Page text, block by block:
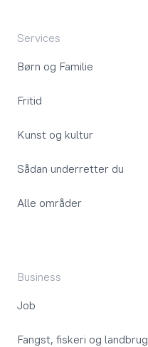
Services
Børn og Familie
Fritid
Kunst og kultur
Sådan underretter du
Alle områder
Business
Job
Fangst, fiskeri og landbrug